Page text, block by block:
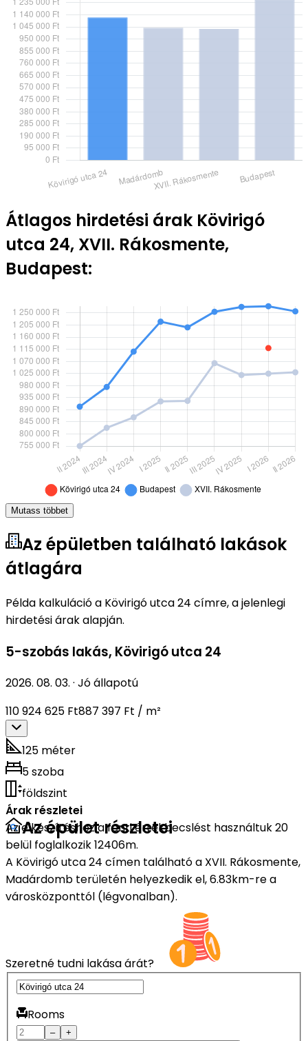
Átlagos hirdetési árak Kövirigó
utca 24, XVII. Rákosmente,
Budapest:
Mutass többet
Az épületben található lakások
átlagára
Példa kalkuláció a Kövirigó utca 24 címre, a jelenlegi
hirdetési árak alapján.
5-szobás lakás, Kövirigó utca 24
2026. 08. 03. · Jó állapotú
110 924 625 Ft887 397 Ft / m²
125 méter
5 szoba
földszint
Árak részletei
Az elkészítéshez a fenti értékbecslést használtuk 20
belül foglalkozik 12406m.
Az épület részletei
A Kövirigó utca 24 címen található a XVII. Rákosmente,
Madárdomb területén helyezkedik el, 6.83km-re a
városközponttól (légvonalban).
Szeretné tudni lakása árát?
Rooms
– +